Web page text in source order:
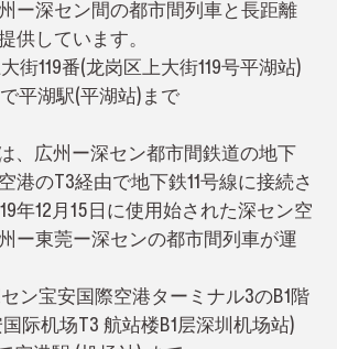
ー深セン間の都市間列車と長距離
供しています。
街119番(龙岗区上大街119号平湖站)
平湖駅(平湖站)まで
、広州ー深セン都市間鉄道の地下
港のT3経由で地下鉄11号線に接続さ
年12月15日に使用始された深セン空
ー東莞ー深センの都市間列車が運
ン宝安国際空港ターミナル3のB1階
际机场T3 航站楼B1层深圳机场站)